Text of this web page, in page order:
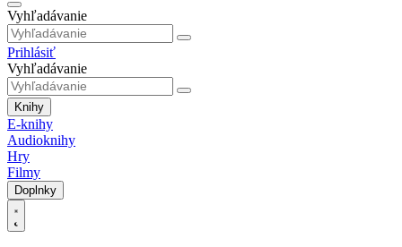
Vyhľadávanie
Prihlásiť
Vyhľadávanie
Knihy
E-knihy
Audioknihy
Hry
Filmy
Doplnky